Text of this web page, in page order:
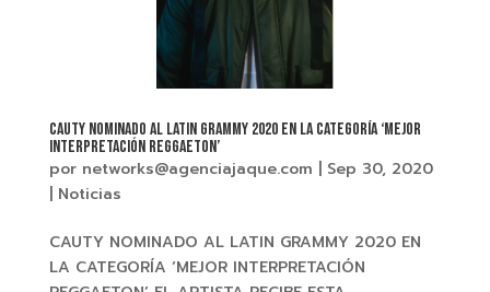
CAUTY NOMINADO AL LATIN GRAMMY 2020 EN LA CATEGORÍA ‘MEJOR
INTERPRETACIÓN REGGAETON’
por networks@agenciajaque.com | Sep 30, 2020
| Noticias
CAUTY NOMINADO AL LATIN GRAMMY 2020 EN
LA CATEGORÍA ‘MEJOR INTERPRETACIÓN